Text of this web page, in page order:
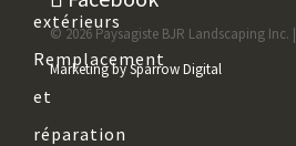
extérieurs
Remplacement
et
réparation
© 2026 Paysagiste BJR Landscaping Inc. |
Marketing by Sparrow Digital